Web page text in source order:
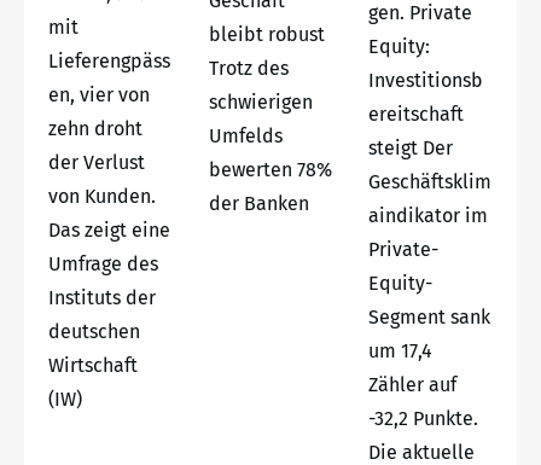
mit
Lieferengpäss
en, vier von
zehn droht
der Verlust
von Kunden.
Das zeigt eine
Umfrage des
Instituts der
deutschen
Wirtschaft
(IW)
bleibt robust
Trotz des
schwierigen
Umfelds
bewerten 78%
der Banken
gen. Private
Equity:
Investitionsb
ereitschaft
steigt Der
Geschäftsklim
aindikator im
Private-
Equity-
Segment sank
um 17,4
Zähler auf
-32,2 Punkte.
Die aktuelle